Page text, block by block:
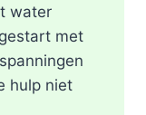
water
met
hulp niet